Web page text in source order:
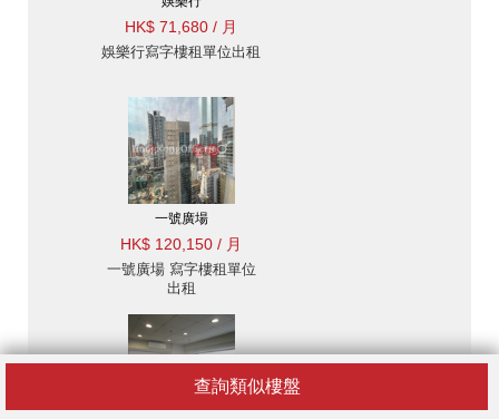
查詢類似樓盤
HK$ 71,680 / 月
娛樂行寫字樓租單位出租
一號廣場
HK$ 120,150 / 月
一號廣場 寫字樓租單位
出租